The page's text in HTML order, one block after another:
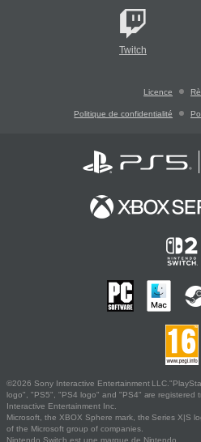
Twitch
Licence
Politique de confidentialité
©2026 Sony Interactive Entertainment
logo", "PS5", "PS4 logo" and "PS4" are registered
Interactive Entertainment Inc.
Microsoft, the XBOX Sphere mark, the Series X|S
of the Microsoft group of companies.
Nintendo Switch est une marque de Nintendo.